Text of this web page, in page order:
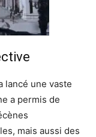
lancé une vaste
a permis de
mais aussi des